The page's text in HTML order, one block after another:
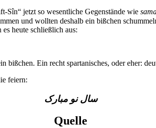
Sîn“ jetzt so wesentliche Gegenstände wie
und wollten deshalb ein bißchen
es heute schließlich aus:
bißchen. Ein recht spartanisches, oder eher:
feiern:
سال نو مبارک
Quelle